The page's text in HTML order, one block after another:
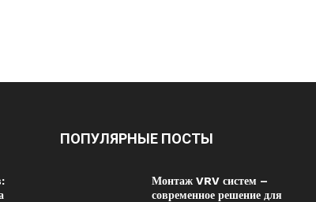
ПОПУЛЯРНЫЕ ПОСТЫ
Монтаж VRV систем –
современное решение для